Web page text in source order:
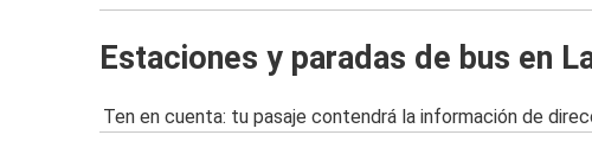
Estaciones y paradas de bus en
Ten en cuenta: tu pasaje contendrá la información de